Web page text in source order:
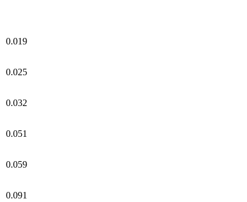
0.019
0.025
0.032
0.051
0.059
0.091